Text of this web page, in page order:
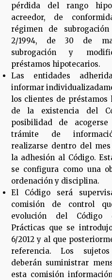
pérdida del rango
acreedor, de
régimen de
2/1994, de 30 de
subrogación y
préstamos hipotecarios.
Las entidades
informar
los clientes de préstamos
de la existencia del
posibilidad de
trámite de
realizarse dentro del
la adhesión al Código.
se configura como una
ordenación y disciplina.
El Código será
comisión de control
evolución del Código
Prácticas que se
6/2012 y al que
referencia. Los
deberán suministrar
esta comisión